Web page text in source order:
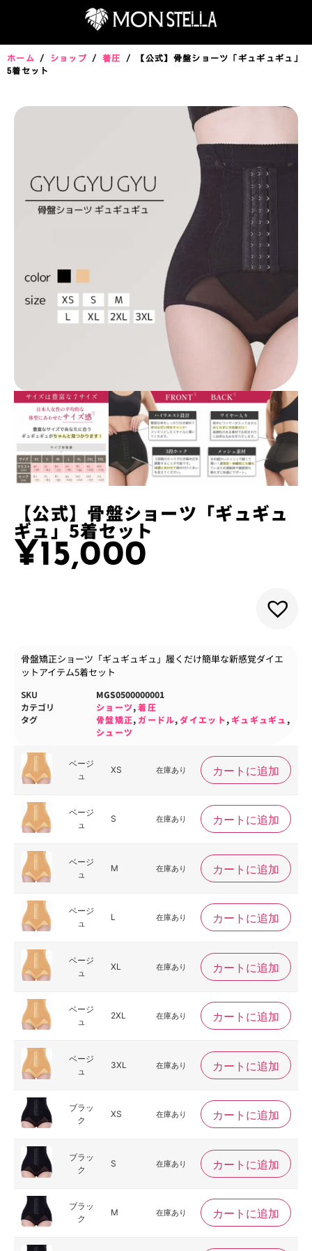
ホーム / ショップ / 着圧
/ 【公式】骨盤ショーツ「ギュギュギュ」
5着セット
【公式】骨盤ショーツ「ギュギュ
ギュ」5着セット
¥15,000
骨盤矯正ショーツ「ギュギュギュ」履くだけ簡単な新感覚ダイエ
ットアイテム5着セット
SKU
MGS0500000001
カテゴリ
ショーツ,着圧
タグ
骨盤矯正, ガードル,ダイエット, ギュギュギュ ,
シューツ
ベージ
ュ
XS 在庫あり カートに追加
ベージ
ュ
S 在庫あり カートに追加
ベージ
ュ
M 在庫あり カートに追加
ベージ
ュ
L 在庫あり カートに追加
ベージ
ュ
XL 在庫あり カートに追加
ベージ
ュ
2XL 在庫あり カートに追加
ベージ
ュ
3XL 在庫あり カートに追加
ブラッ
ク
XS 在庫あり カートに追加
ブラッ
ク
S 在庫あり カートに追加
ブラッ
ク
M 在庫あり カートに追加